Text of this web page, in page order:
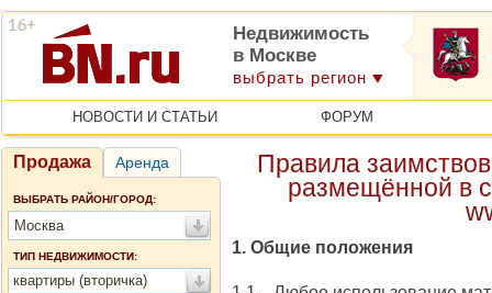
Недвижимость
в Москве
выбрать регион
НОВОСТИ И СТАТЬИ ФОРУМ
Продажа Аренда
ВЫБРАТЬ РАЙОН/ГОРОД:
Москва
ТИП НЕДВИЖИМОСТИ:
квартиры (вторичка)
Правила
размещённой в
1. Общие положения